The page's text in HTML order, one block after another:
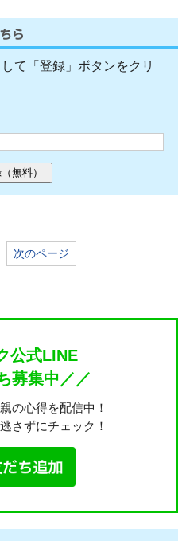
て「登録」ボタンをクリ
次のページ
公式LINE
募集中／／
の心得を配信中！
さずにチェック！